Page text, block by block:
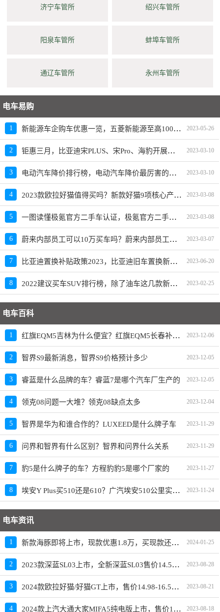
济宁车管所 绍兴车管所
阳泉车管所 蚌埠车管所
通辽车管所 永州车管所
电车易购
1 新能源车企购车优惠一览，五菱新能源至高10000元限时补贴 2023-05-26
2 钜惠三月，比亚迪宋PLUS、宋Pro、海豹开展限时优惠活动 2023-03-10
3 电动汽车降价排行榜，电动汽车降价最厉害的品牌是？ 2023-03-10
4 2023款欧拉好猫值得买吗？新款好猫9项核心产品力重磅升级 2023-03-08
5 一图读懂极氪官方二手车认证，极氪官方二手车入口上线 2023-03-08
6 蔚来内部员工可以10万买车吗？蔚来内部员工爆料 2023-03-07
7 比亚迪置换补贴政策2023，比亚迪旧车置换新车价格表 2023-06-20
8 2022建议买车SUV排行榜，除了油车这几款新能源SUV也建议买 2023-02-25
电车百科
1 红旗EQM5吉林为什么便宜？红旗EQM5长春补贴政策 2023-12-06
2 智界S9最新消息，智界S9价格预计多少 2023-12-05
3 睿蓝是什么品牌的车？睿蓝7是哪个汽车厂生产的 2023-12-05
4 领克08问题一大堆？领克08缺点太多 2023-12-04
5 智界是华为和谁合作的？LUXEED是什么牌子车 2023-11-29
6 问界和智界有什么区别？智界和问界什么关系 2023-11-29
7 豹5是什么牌子的车？方程豹豹5是哪个厂家的 2023-11-27
8 埃安Y Plus买510还是610？广汽埃安510公里实际跑多远 2023-11-24
电车资讯
1 新款海豚即将上市，现款优惠1.8万，买现款还是再等等 2024-01-25
2 2023款深蓝SL03上市，全新深蓝SL03售价14.59-19.19万元 2023-08-28
3 2024款欧拉好猫/好猫GT上市，售价14.98-16.58万元 2023-08-21
4 2024款上汽大通大家MIFA5纯电版上市，售价19.98-23.28万元 2023-08-18